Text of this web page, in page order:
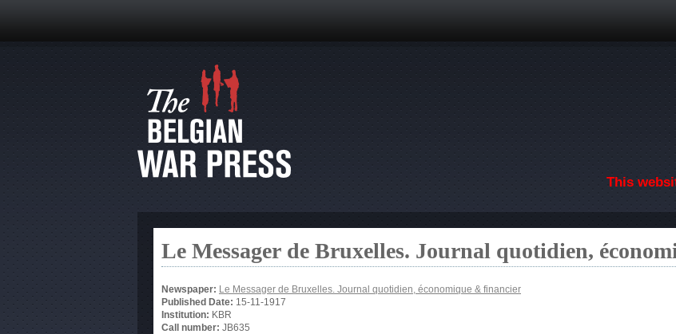
This
Le Messager de Bruxelles. Journal quotidien,
Newspaper: Le Messager de Bruxelles. Journal quotidien, économique & financier
Published Date: 15-11-1917
Institution: KBR
Call number: JB635